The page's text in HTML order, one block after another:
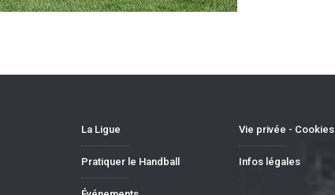
La Ligue
Pratiquer le Handball
Vie privée - Cookies
Infos légales